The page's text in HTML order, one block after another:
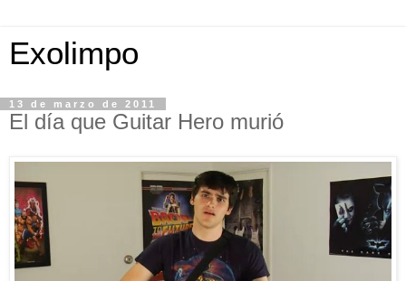
Exolimpo
13 de marzo de 2011
El día que Guitar Hero murió